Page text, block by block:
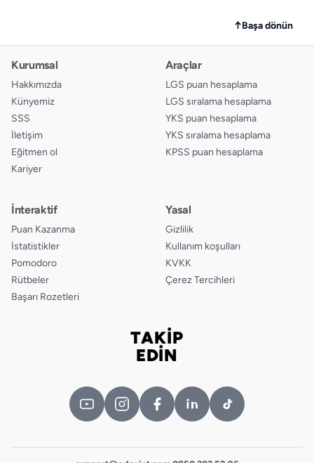
15.
17. C
18.
↑Başa dönün
Kurumsal
Hakkımızda
Künyemiz
SSS
İletişim
Eğitmen ol
Kariyer
Araçlar
LGS puan hesaplama
LGS sıralama hesaplama
YKS puan hesaplama
YKS sıralama hesaplama
KPSS puan hesaplama
İnteraktif
Puan Kazanma
İstatistikler
Pomodoro
Rütbeler
Başarı Rozetleri
Yasal
Gizlilik
Kullanım koşulları
KVKK
Çerez Tercihleri
TAKİP
EDİN